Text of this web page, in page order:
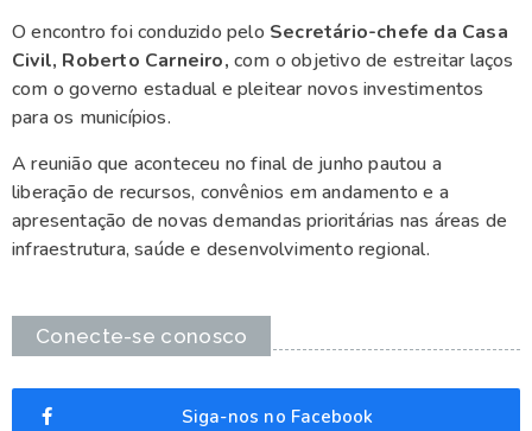
O encontro foi conduzido pelo Secretário-chefe da Casa
Civil, Roberto Carneiro, com o objetivo de estreitar laços
com o governo estadual e pleitear novos investimentos
para os municípios.
A reunião que aconteceu no final de junho pautou a
liberação de recursos, convênios em andamento e a
apresentação de novas demandas prioritárias nas áreas de
infraestrutura, saúde e desenvolvimento regional.
Conecte-se conosco
Siga-nos no Facebook